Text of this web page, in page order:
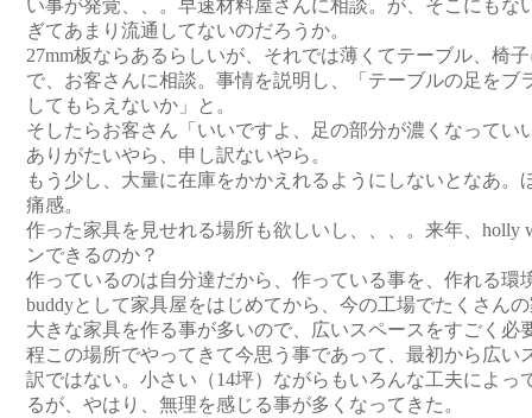
い事が発覚、、。早速材料屋さんに相談。が、そこにもな
ぎてあまり流通してないのだろうか。
27mm板ならあるらしいが、それでは薄くてテーブル、椅
で、お客さんに相談。事情を説明し、「テーブルの足をブ
してもらえないか」と。
そしたらお客さん「いいですよ、足の部分が濃くなってい
ありがたいやら、申し訳ないやら。
もう少し、大量に在庫をかかえれるようにしないとなあ。
痛感。
作った家具を見せれる場所も欲しいし、、、。来年、
ンできるのか？
作っているのは自分達だから、作っている事を、作れる環
buddyとして家具屋をはじめてから、今の工場でたくさん
大きな家具を作る事が多いので、広いスペースをすごく必
程この場所でやってきて今思う事であって、最初から広い
訳ではない。小さい（14坪）ながらもいろんな工夫によっ
るが、やはり、無理を感じる事が多くなってきた。